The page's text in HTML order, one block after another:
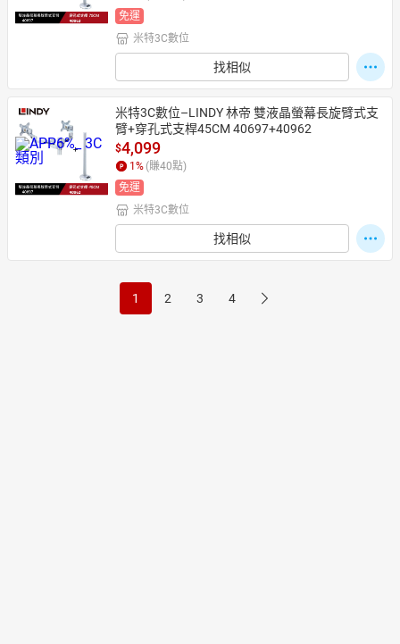
免運
米特3C數位
找相似
米特3C數位–LINDY 林帝 雙液晶螢幕長旋臂式支
臂+穿孔式支桿45CM 40697+40962
$4,099
1 % (賺40點)
免運
米特3C數位
找相似
1 2 3 4